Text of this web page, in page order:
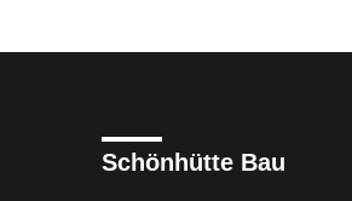
Schönhütte Bau